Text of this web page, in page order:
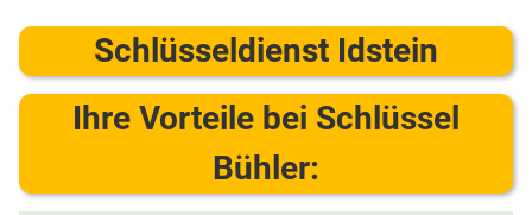
Schlüsseldienst Idstein
Ihre Vorteile bei Schlüssel
Bühler: